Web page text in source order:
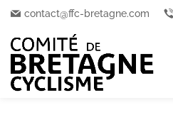
contact@ffc-bretagne.com